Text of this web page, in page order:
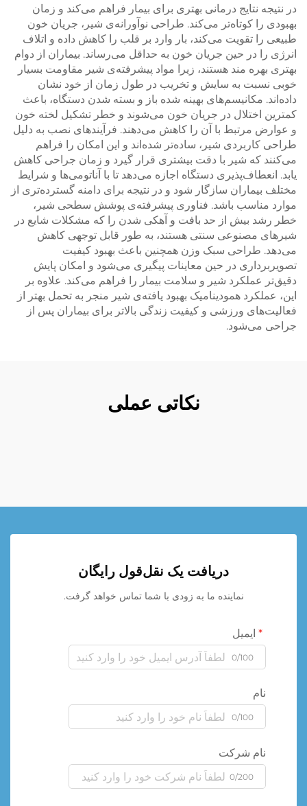
در نتیجه نتایج درمانی بهتری برای بیمار فراهم می‌کند و زمان
بهبودی را کوتاه‌تر می‌کند. طراحی نوآورانه‌ی شیر، جریان خون
طبیعی را تقویت می‌کند، بار وارد بر قلب را کاهش داده و اتلاف
انرژی را در حین جریان خون به حداقل می‌رساند. بیماران از دوام
بهتری بهره مند هستند، زیرا مواد پیشرفته‌ی شیر مقاومت بسیار
خوبی نسبت به سایش و تخریب در طول زمان از خود نشان
داده‌اند. مکانیسم‌های بهینه شده باز و بسته شدن دستگاه، باعث
کمترین اختلال در جریان خون می‌شوند و خطر تشکیل لخته خون
و عوارض مرتبط با آن را کاهش می‌دهند. فرآیندهای نصب به دلیل
طراحی کاربردی شیر، ساده‌تر شده‌اند و این امکان را فراهم
می‌کنند که شیر با دقت بیشتری قرار گیرد و زمان جراحی کاهش
یابد. انعطاف‌پذیری دستگاه اجازه می‌دهد تا با آناتومی‌ها و شرایط
مختلف بیماران سازگار شود و در نتیجه برای دامنه گسترده‌تری از
موارد مناسب باشد. فناوری پیشرفته‌ی پوشش سطحی شیر،
خطر رشد بیش از حد بافت و آهکی شدن را که مشکلات شایع در
شیرهای مصنوعی سنتی هستند، به طور قابل توجهی کاهش
می‌دهد. طراحی سبک وزن همچنین باعث بهبود کیفیت
تصویربرداری در حین معاینات پیگیری می‌شود و امکان پایش
دقیق‌تر عملکرد شیر و سلامت بیمار را فراهم می‌کند. علاوه بر
این، عملکرد همودینامیک بهبود یافته‌ی شیر منجر به تحمل بهتر از
فعالیت‌های ورزشی و کیفیت زندگی بالاتر برای بیماران پس از
جراحی می‌شود.
نکاتی عملی
دریافت یک نقل‌قول رایگان
نماینده ما به زودی با شما تماس خواهد گرفت.
ایمیل
0/100
نام
0/100
نام شرکت
0/200